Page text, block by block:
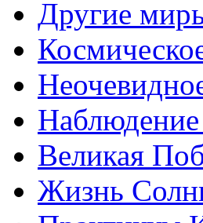
Другие
Великая
Жизнь